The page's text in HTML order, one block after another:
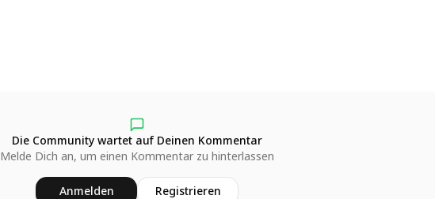
Die Community wartet auf Deinen Kommentar
Melde Dich an, um einen Kommentar zu hinterlassen
Anmelden Registrieren